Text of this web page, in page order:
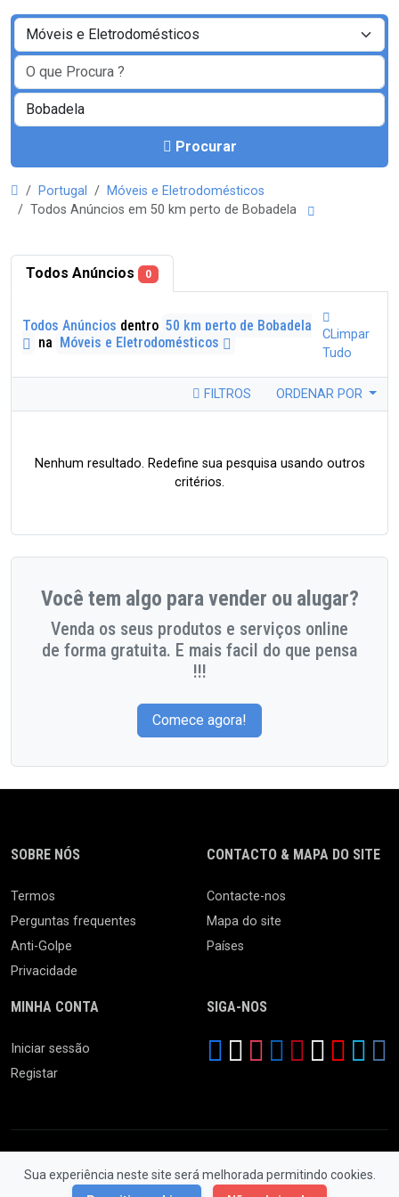
Procurar
Portugal
Móveis e Eletrodomésticos
Todos Anúncios em 50 km perto de Bobadela
Todos Anúncios 0
Todos Anúncios dentro 50 km perto de Bobadela
na Móveis e Eletrodomésticos
CLimpar
Tudo
FILTROS ORDENAR POR
Nenhum resultado. Redefine sua pesquisa usando outros
critérios.
Você tem algo para vender ou alugar?
Venda os seus produtos e serviços online
de forma gratuita. E mais facil do que pensa
!!!
Comece agora!
Sua experiência neste site será melhorada permitindo cookies.
SOBRE NÓS
Termos
Perguntas frequentes
Anti-Golpe
Privacidade
CONTACTO & MAPA DO SITE
Contacte-nos
Mapa do site
Países
MINHA CONTA
Iniciar sessão
Registar
SIGA-NOS
© 2026 Feira da Ladra. Todos os Direitos Reservados.